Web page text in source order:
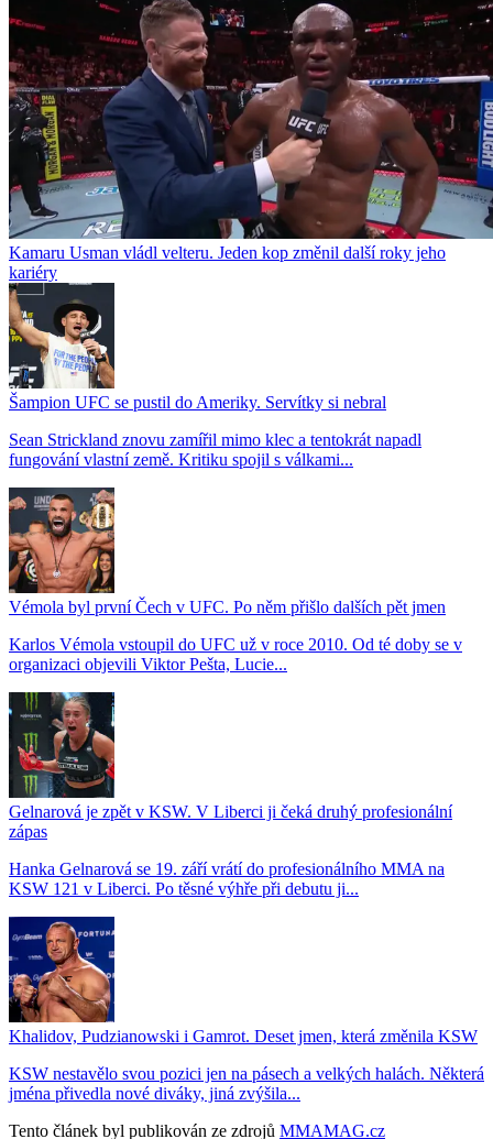
Kamaru Usman vládl velteru. Jeden kop změnil další roky jeho
kariéry
Šampion UFC se pustil do Ameriky. Servítky si nebral
Sean Strickland znovu zamířil mimo klec a tentokrát napadl
fungování vlastní země. Kritiku spojil s válkami...
Vémola byl první Čech v UFC. Po něm přišlo dalších pět jmen
Karlos Vémola vstoupil do UFC už v roce 2010. Od té doby se v
organizaci objevili Viktor Pešta, Lucie...
Gelnarová je zpět v KSW. V Liberci ji čeká druhý profesionální
zápas
Hanka Gelnarová se 19. září vrátí do profesionálního MMA na
KSW 121 v Liberci. Po těsné výhře při debutu ji...
Khalidov, Pudzianowski i Gamrot. Deset jmen, která změnila KSW
KSW nestavělo svou pozici jen na pásech a velkých halách. Některá
jména přivedla nové diváky, jiná zvýšila...
Tento článek byl publikován ze zdrojů MMAMAG.cz